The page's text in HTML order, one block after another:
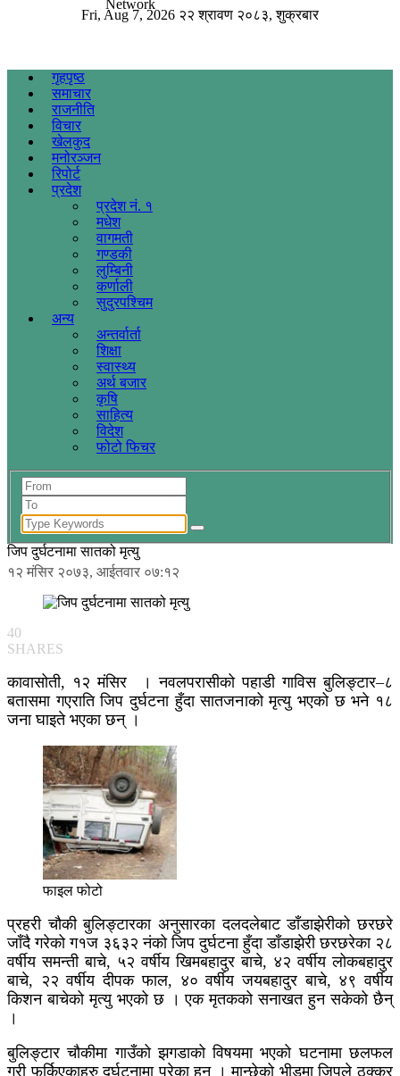
Fri, Aug 7, 2026 २२ श्रावण २०८३, शुक्रबार
गृहपृष्ठ
समाचार
राजनीति
विचार
खेलकुद
मनोरञ्जन
रिपोर्ट
प्रदेश
प्रदेश नं. १
मधेश
वागमती
गण्डकी
लुम्बिनी
कर्णाली
सुदुरपश्चिम
अन्य
अन्तर्वार्ता
शिक्षा
स्वास्थ्य
अर्थ बजार
कृषि
साहित्य
विदेश
फोटो फिचर
जिप दुर्घटनामा सातको मृत्यु
१२ मंसिर २०७३, आईतवार ०७:१२
40
SHARES
कावासोती, १२ मंसिर । नवलपरासीको पहाडी गाविस बुलिङ्टार–८
बतासमा गएराति जिप दुर्घटना हुँदा सातजनाको मृत्यु भएको छ भने १८
जना घाइते भएका छन् ।
फाइल फोटो
प्रहरी चौकी बुलिङ्टारका अनुसारका दलदलेबाट डाँडाझेरीको छरछरे
जाँदै गरेको ग१ज ३६३२ नंको जिप दुर्घटना हुँदा डाँडाझेरी छरछरेका २८
वर्षीय समन्ती बाचे, ५२ वर्षीय खिमबहादुर बाचे, ४२ वर्षीय लोकबहादुर
बाचे, २२ वर्षीय दीपक फाल, ४० वर्षीय जयबहादुर बाचे, ४९ वर्षीय
किशन बाचेको मृत्यु भएको छ । एक मृतकको सनाखत हुन सकेको छैन्
।
बुलिङ्टार चौकीमा गाउँको झगडाको विषयमा भएको घटनामा छलफल
गरी फर्किएकाहरु दुर्घटनामा परेका हुन् । मान्छेको भीडमा जिपले ठक्कर